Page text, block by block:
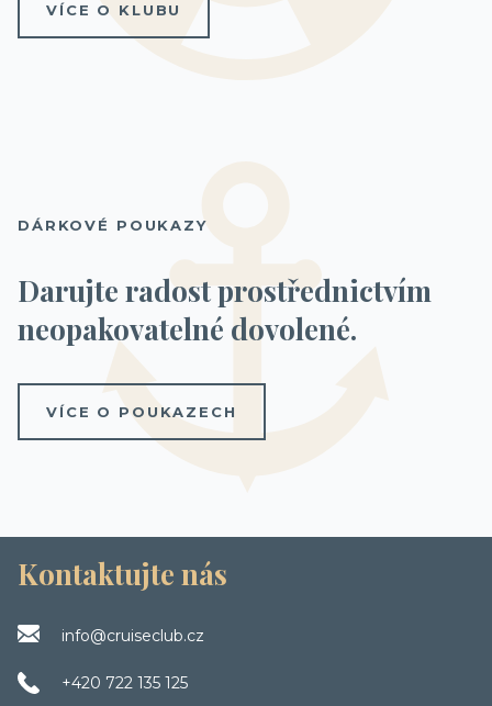
VÍCE O KLUBU
DÁRKOVÉ POUKAZY
Darujte radost prostřednictvím
neopakovatelné dovolené.
VÍCE O POUKAZECH
Kontaktujte nás
info@cruiseclub.cz
+420 722 135 125